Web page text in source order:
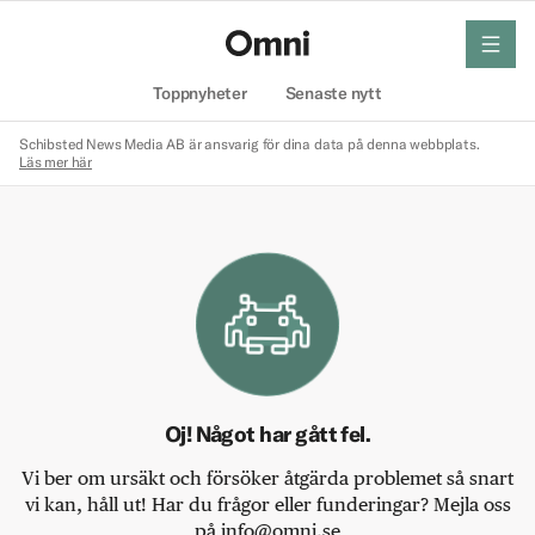
Toppnyheter Senaste nytt
meny
Schibsted News Media AB är ansvarig för dina data på denna webbplats.
Läs mer här
Oj! Något har gått fel.
Vi ber om ursäkt och försöker åtgärda problemet så snart
vi kan, håll ut! Har du frågor eller funderingar? Mejla oss